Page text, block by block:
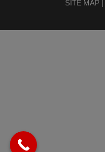
SITE MAP |